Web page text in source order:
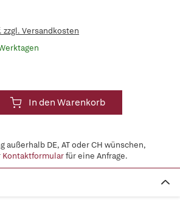
zzgl. Versandkosten
In den Warenkorb
außerhalb DE, AT oder CH wünschen,
Kontaktformularfür eine Anfrage.